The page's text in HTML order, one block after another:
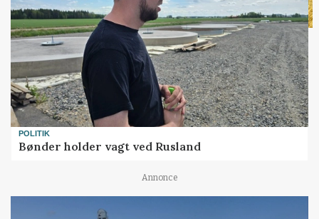
POLITIK
Bønder holder vagt ved Rusland
Annonce